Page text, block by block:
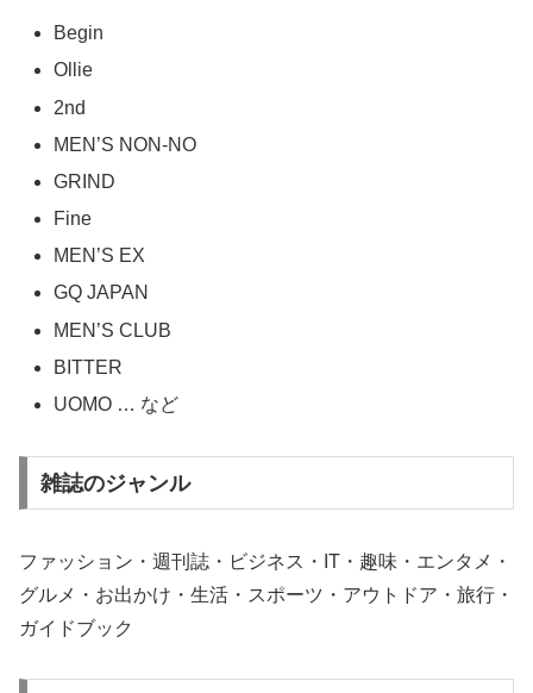
Begin
Ollie
2nd
MEN’S NON-NO
GRIND
Fine
MEN’S EX
GQ JAPAN
MEN’S CLUB
BITTER
UOMO … など
雑誌のジャンル
ファッション・週刊誌・ビジネス・IT・趣味・エンタメ・
グルメ・お出かけ・生活・スポーツ・アウトドア・旅行・
ガイドブック